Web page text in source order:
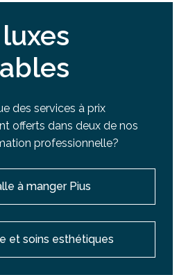
des services à prix
offerts dans deux de nos
professionnelle?
à manger Pius
et soins esthétiques